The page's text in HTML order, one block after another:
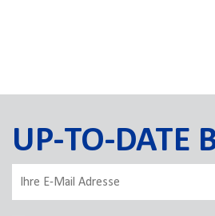
UP-TO-DATE